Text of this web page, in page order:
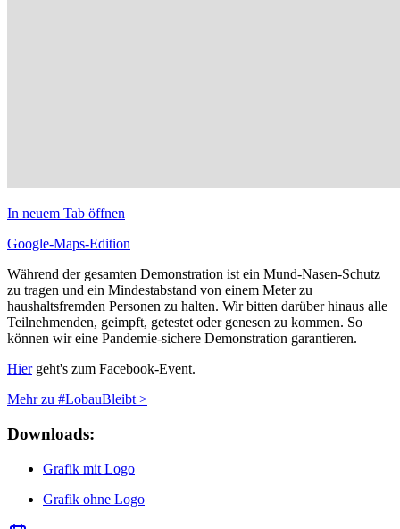
In neuem Tab öffnen
Google-Maps-Edition
Während der gesamten Demonstration ist ein Mund-Nasen-Schutz
zu tragen und ein Mindestabstand von einem Meter zu
haushaltsfremden Personen zu halten. Wir bitten darüber hinaus alle
Teilnehmenden, geimpft, getestet oder genesen zu kommen. So
können wir eine Pandemie-sichere Demonstration garantieren.
Hiergeht's zum Facebook-Event.
Mehr zu #LobauBleibt >
Downloads:
Grafik mit Logo
Grafik ohne Logo